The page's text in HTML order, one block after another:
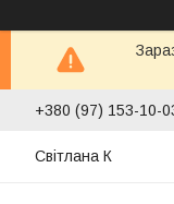
+380 (97) 153-10-
Світлана К